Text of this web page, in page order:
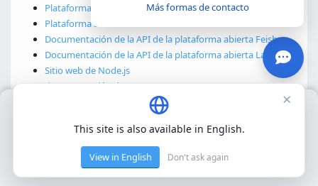
Plataforma abierta Feishu
Plataforma abierta Lark International
Documentación de la API de la plataforma abierta Feishu
Documentación de la API de la plataforma abierta Lark
Sitio web de Node.js
documentación de npm
Comentarios
Los comentarios son bienvenidos para ayudar a mejorar esta
herramienta. Si tiene alguna pregunta o sugerencia, por favor,
Usamos únicamente cookies propias para el funcionamiento
Aceptar
Más formas de contacto
×
This site is also available in English.
View in English Don't ask again